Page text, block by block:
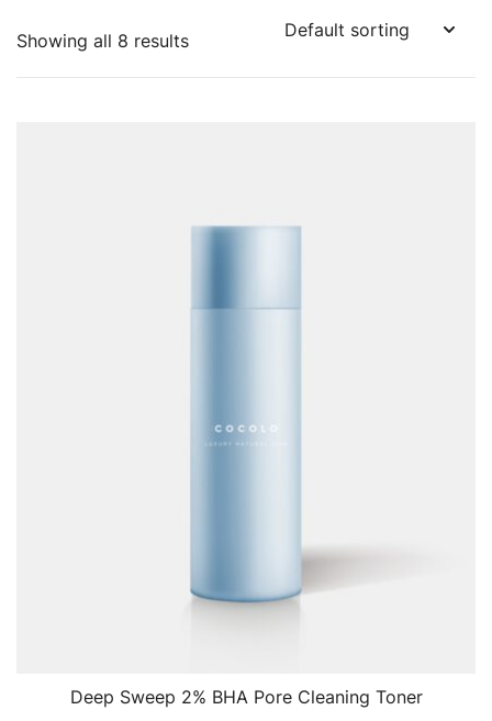
Showing all 8 results
Deep Sweep 2% BHA Pore Cleaning Toner